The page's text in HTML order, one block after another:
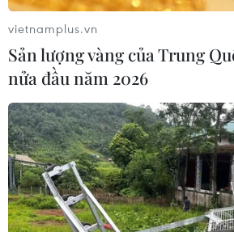
#cuộc chiến thương mại mỹ trung
#chiến tranh thương mại Địa chính trị
#tây thái bình dương
Theo dõi VietnamPlus
vietnamplus.vn
Sản lượng vàng của Trung
nửa đầu năm 2026